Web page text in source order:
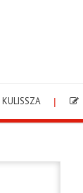
KULISSZA